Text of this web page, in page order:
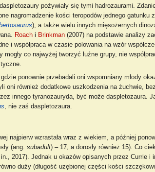
pożywiały się tymi hadrozaurami.
nagromadzenie kości teropodów jednego gatunku
), a także wielu innych mięsożernych
Roachi Brinkman(2007) na podstawie analizy
i współpraca w czasie polowania na wzór
co najwyżej tworzyć luźne grupy, nie
ponownie przebadali oni wspomniany młody
oni również dodatkowe uszkodzenia na żuchwie,
innego tyranozauryda, być może daspletozaura.
, nie zaś daspletozaura.
najpierw wzrastała wraz z wiekiem, a później
(ang. subadult) – 17, a dorosły również 15). Co
2017). Jednak u okazów opisanych przez Currie i
duży (długość uzębionej części kości